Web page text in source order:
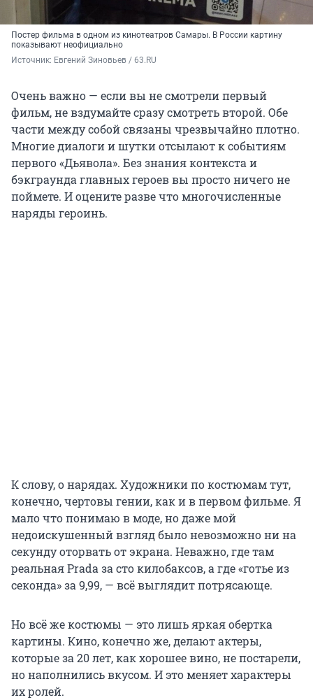
Постер фильма в одном из кинотеатров Самары. В России картину
показывают неофициально
Источник: Евгений Зиновьев / 63.RU
Очень важно — если вы не смотрели первый
фильм, не вздумайте сразу смотреть второй. Обе
части между собой связаны чрезвычайно плотно.
Многие диалоги и шутки отсылают к событиям
первого «Дьявола». Без знания контекста и
бэкграунда главных героев вы просто ничего не
поймете. И оцените разве что многочисленные
наряды героинь.
К слову, о нарядах. Художники по костюмам тут,
конечно, чертовы гении, как и в первом фильме. Я
мало что понимаю в моде, но даже мой
недоискушенный взгляд было невозможно ни на
секунду оторвать от экрана. Неважно, где там
реальная Prada за сто килобаксов, а где «готье из
секонда» за 9,99, — всё выглядит потрясающе.
Но всё же костюмы — это лишь яркая обертка
картины. Кино, конечно же, делают актеры,
которые за 20 лет, как хорошее вино, не постарели,
но наполнились вкусом. И это меняет характеры
их ролей.